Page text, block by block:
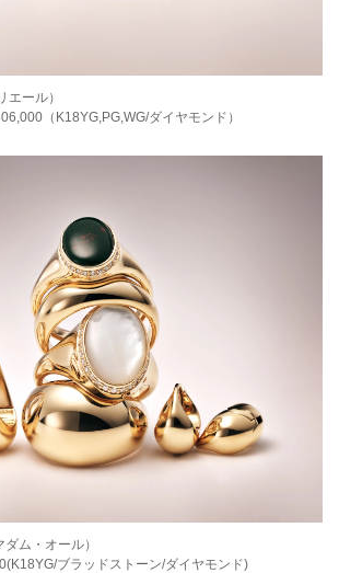
エール）
（K18YG,PG,WG/ダイヤモンド）
ム・オール）
ブラッドストーン/ダイヤモンド)